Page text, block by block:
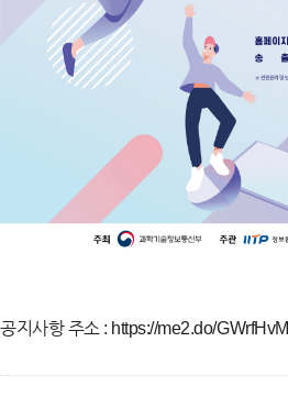
공지사항 주소 : https://me2.do/GWrfHvMl